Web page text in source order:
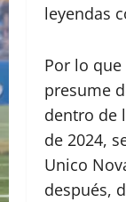
leyendas
Por lo que
presume
dentro de
de 2024,
Unico
después,